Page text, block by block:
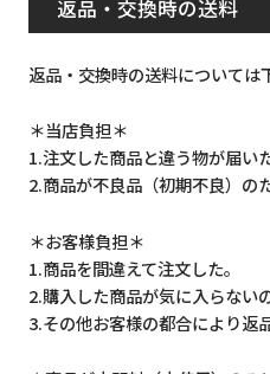
返品・交換時の送料
返品・交換時の送料については
＊当店負担＊
1.注文した商品と違う物が届いた
2.商品が不良品（初期不良）の
＊お客様負担＊
1.商品を間違えて注文した。
2.購入した商品が気に入らない
3.その他お客様の都合により返